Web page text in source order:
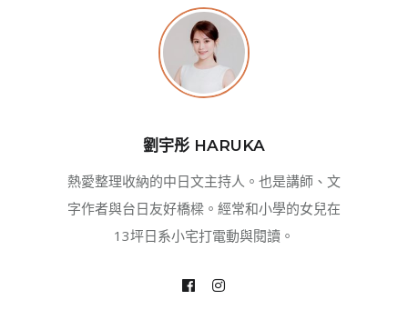
劉宇彤 HARUKA
熱愛整理收納的中日文主持人。也是講師、文
字作者與台日友好橋樑。經常和小學的女兒在
13坪日系小宅打電動與閱讀。